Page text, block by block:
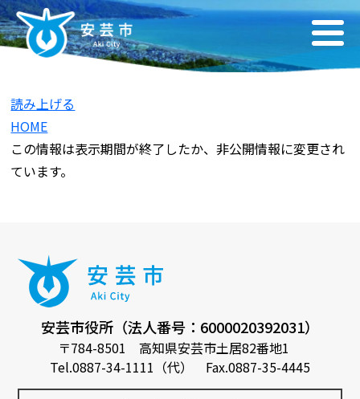
読み上げる
HOME
この情報は表示期間が終了したか、非公開情報に変更され
ています。
安芸市役所（法人番号：6000020392031）
〒784-8501 高知県安芸市土居82番地1
Tel.0887-34-1111（代） Fax.0887-35-4445